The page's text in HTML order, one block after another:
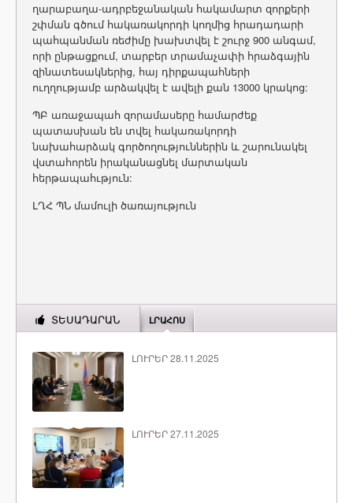
ղարաբաղա-ադրբեջանական հակամարտ զորքերի
շփման գծում հակառակորդի կողմից հրադադարի
պահպանման ռեժիմը խախտվել է շուրջ 900 անգամ,
որի ընթացքում, տարբեր տրամաչափի հրաձգային
զինատեսակներից, հայ դիրքապահների
ուղղությամբ արձակվել է ավելի քան 13000 կրակոց:
ՊԲ առաջապահ զորամասերը համարժեք
պատասխան են տվել հակառակորդի
նախահարձակ գործողություններին և շարունակել
վստահորեն իրականացնել մարտական
հերթապահւթյուն:
ԼՂՀ ՊՆ մամուլի ծառայություն
ՏԵՍԱԴԱՐԱՆ ԼՐԱՀՈՍ
ԼՈՒՐԵՐ 28.11.2025
ԼՈՒՐԵՐ 27.11.2025